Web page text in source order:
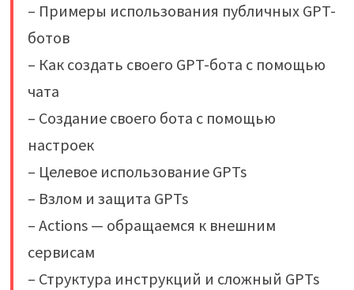
– Примеры использования публичных GPT-
ботов
– Как создать своего GPT-бота с помощью
чата
– Создание своего бота с помощью
настроек
– Целевое использование GPTs
– Взлом и защита GPTs
– Actions — обращаемся к внешним
сервисам
– Структура инструкций и сложный GPTs